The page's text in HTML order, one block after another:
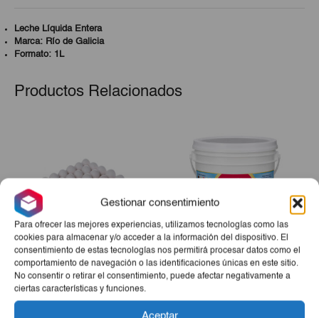
Gestionar consentimiento
Para ofrecer las mejores experiencias, utilizamos tecnologías como las
cookies para almacenar y/o acceder a la información del dispositivo. El
consentimiento de estas tecnologías nos permitirá procesar datos como el
comportamiento de navegación o las identificaciones únicas en este sitio.
No consentir o retirar el consentimiento, puede afectar negativamente a
ciertas características y funciones.
Aceptar
Leche Líquida Entera
Marca: Río de Galicia
Formato: 1L
Productos Relacionados
Huevos De Gallina 30ud
€6,25El
€5,98El
Helado CID Sabor Vainilla
4Lt
€12,85